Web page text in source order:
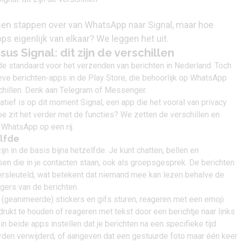
stappen over van WhatsApp naar Signal, maar hoe
eigenlijk van elkaar? We leggen het uit.
Signal: dit zijn de verschillen
standaard voor het verzenden van berichten in Nederland. Toch
berichten-apps in de Play Store, die behoorlijk op WhatsApp
Denk aan Telegram of Messenger.
is op dit moment Signal, een app die het vooral van privacy
zit het verder met de functies? We zetten de verschillen en
WhatsApp op een rij.
in de basis bijna hetzelfde. Je kunt chatten, bellen en
die in je contacten staan, ook als groepsgesprek. De berichten
wat betekent dat niemand mee kan lezen behalve de
van de berichten.
stickers en gifs sturen, reageren met een emoji
te houden of reageren met tekst door een berichtje naar links
beide apps instellen dat je berichten na een specifieke tijd
verwijderd, of aangeven dat een gestuurde foto maar één keer